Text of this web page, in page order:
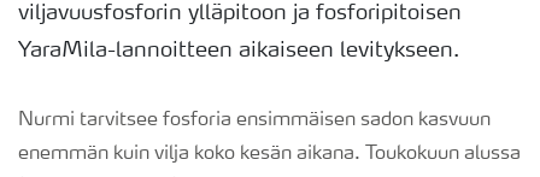
viljavuusfosforin ylläpitoon ja fosforipitoisen
YaraMila-lannoitteen aikaiseen levitykseen.
Nurmi tarvitsee fosforia ensimmäisen sadon kasvuun
enemmän kuin vilja koko kesän aikana. Toukokuun alussa